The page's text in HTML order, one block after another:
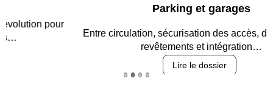
Parking et garages
Entre circulation, sécurisation des accès, durabilité des
revêtements et intégration…